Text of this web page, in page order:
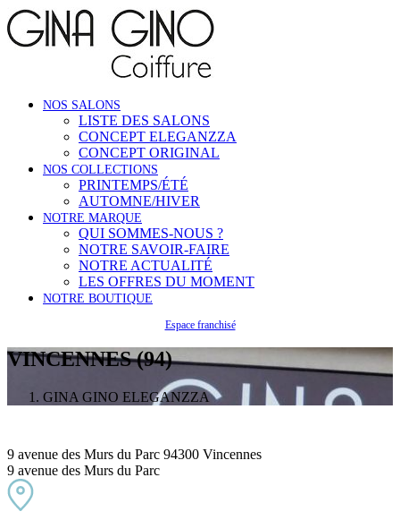
NOS SALONS
LISTE DES SALONS
CONCEPT ELEGANZZA
CONCEPT ORIGINAL
NOS COLLECTIONS
PRINTEMPS/ÉTÉ
AUTOMNE/HIVER
NOTRE MARQUE
QUI SOMMES-NOUS ?
NOTRE SAVOIR-FAIRE
NOTRE ACTUALITÉ
LES OFFRES DU MOMENT
NOTRE BOUTIQUE
Espace franchisé
VINCENNES (94)
GINA GINO ELEGANZZA
9 avenue des Murs du Parc 94300 Vincennes
9 avenue des Murs du Parc